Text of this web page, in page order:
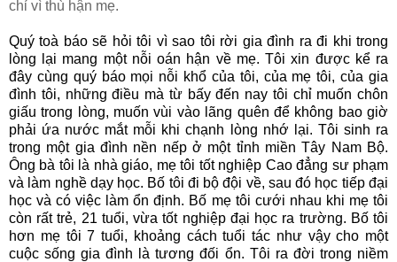
chỉ vì thù hận mẹ.
Quý toà báo sẽ hỏi tôi vì sao tôi rời gia đình ra đi khi trong
lòng lại mang một nỗi oán hận về mẹ. Tôi xin được kể ra
đây cùng quý báo mọi nỗi khổ của tôi, của mẹ tôi, của gia
đình tôi, những điều mà từ bấy đến nay tôi chỉ muốn chôn
giấu trong lòng, muốn vùi vào lãng quên để không bao giờ
phải ứa nước mắt mỗi khi chạnh lòng nhớ lại. Tôi sinh ra
trong một gia đình nền nếp ở một tỉnh miền Tây Nam Bộ.
Ông bà tôi là nhà giáo, mẹ tôi tốt nghiệp Cao đẳng sư phạm
và làm nghề dạy học. Bố tôi đi bộ đội về, sau đó học tiếp đại
học và có việc làm ổn định. Bố mẹ tôi cưới nhau khi mẹ tôi
còn rất trẻ, 21 tuổi, vừa tốt nghiệp đại học ra trường. Bố tôi
hơn mẹ tôi 7 tuổi, khoảng cách tuổi tác như vậy cho một
cuộc sống gia đình là tương đối ổn. Tôi ra đời trong niềm